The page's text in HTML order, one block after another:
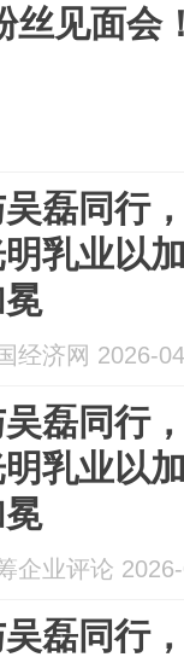
丝见面会
磊同行
乳业以
经济网 2026-
磊同行
乳业以
企业评论
磊同行